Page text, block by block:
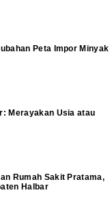
Peta Impor Minyak
Merayakan Usia atau
Rumah Sakit Pratama,
Halbar